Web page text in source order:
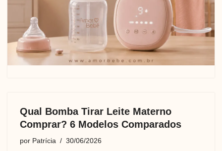
Qual Bomba Tirar Leite Materno
Comprar? 6 Modelos Comparados
por Patrícia 30/06/2026